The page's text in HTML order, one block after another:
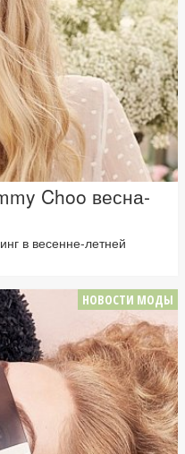
Choo весна-
в весенне-летней
НОВОСТИ МОДЫ